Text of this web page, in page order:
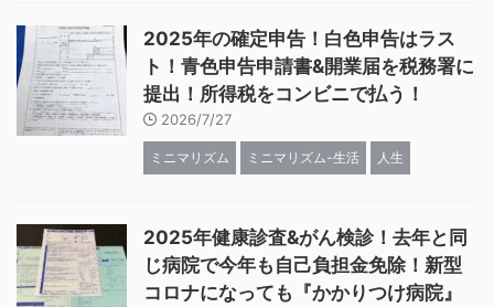
2025年の確定申告！白色申告はラス
ト！青色申告申請書&開業届を税務署に
提出！所得税をコンビニで払う！
2026/7/27
ミニマリズム ミニマリズム-生活 人生
2025年健康診査&がん検診！去年と同
じ病院で今年も自己負担金免除！新型
コロナになっても『かかりつけ病院』